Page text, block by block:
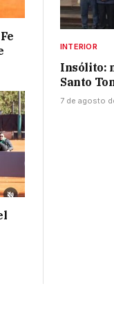
INTERIOR
Insólito:
Santo
7 de agosto